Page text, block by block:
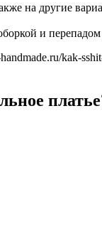
на другие
и
kak-